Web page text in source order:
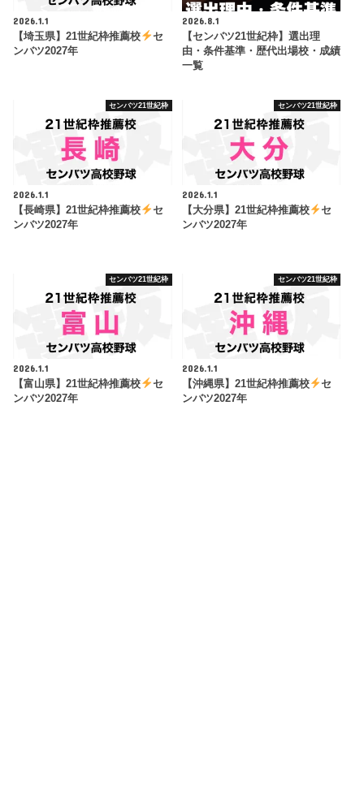
2026.1.1
【埼玉県】21世紀枠推薦校
セ
ンバツ2027年
2026.8.1
【センバツ21世紀枠】選出理
由・条件基準・歴代出場校・成績
一覧
センバツ21世紀枠
2026.1.1
【長崎県】21世紀枠推薦校
セ
ンバツ2027年
センバツ21世紀枠
2026.1.1
【大分県】21世紀枠推薦校
セ
ンバツ2027年
センバツ21世紀枠
2026.1.1
【富山県】21世紀枠推薦校
セ
ンバツ2027年
センバツ21世紀枠
2026.1.1
【沖縄県】21世紀枠推薦校
セ
ンバツ2027年